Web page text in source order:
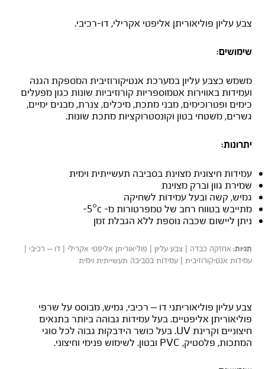
צבע עליון פוליאוריתן אליפטי אקרילי, דו-רכיבי.
שימושים:
משמש כצבע עליון במערכת אנטיקורוזיבית המספקת הגנה
ועמידות באווירות אטמוספריות קורוזיביות שונות כגון מפעלים
כימים ופטרוכימים, מבני מתכת, מיכלים, צנרת, מבנים ימיים,
גשרים, משטחי בטון וקונסטרוקציות מתכת שונות.
יתרונות:
עמידות חיצונית מצוינת בסביבה תעשייתית וימית
שמירת גוון וברק מצוינת
גמיש, קשה ובעל עמידות לשחיקה
מתייבש בטווח רחב של טמפרטורות מ- 5°c-
ניתן ליישום שכבה נוספת ללא הגבלת זמן
תגיות: אחזקה כבדה | צבע עליון | פוליאוריתן אליפטי אקרילי | דו – רכיבי |
עמידות אנטיקורוזיבית | עמידות בסביבה תעשייתית וימית
צבע עליון פוליאוריתני דו – רכיבי, גמיש, מבוסס על שרפי
פוליאוריתן אליפטיים. בעל עמידות גבוהה ביותר בתנאים
חיצוניים וקרינת UV. בעל כושר הידבקות גבוה לכל סוגי
המתכות, פלסטיק, PVC ובטון. לשימוש פנימי וחיצוני.